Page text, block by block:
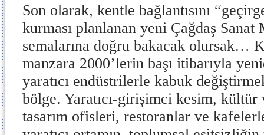
Son olarak, kentle bağlantısını
kurması planlanan yeni Çağdaş
semalarına doğru bakacak olursak…
manzara 2000’lerin başı itibarıyla
yaratıcı endüstrilerle kabuk
bölge. Yaratıcı-girişimci kesim, kültür
tasarım ofisleri, restoranlar ve